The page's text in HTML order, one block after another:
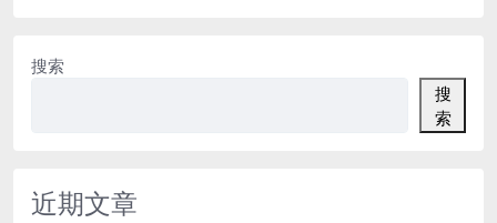
搜索
搜
索
近期文章